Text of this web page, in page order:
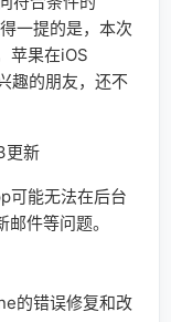
一提的是，本次
苹果在iOS
趣的朋友，还不
能无法在后台
件等问题。
的错误修复和改